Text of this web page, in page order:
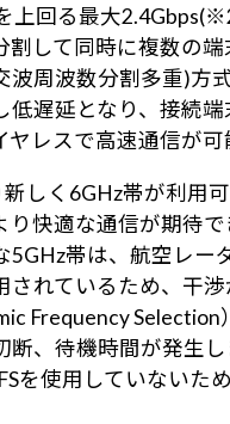
上回る最大
割して同時に複数の
波周波数分割多重)方
低遅延となり、接続
レスで高速通信が可
しく6GHz帯が利用
り快適な通信が期待
5GHz帯は、航空レー
されているため、干
Frequency
断、待機時間が発生し
を使用していないた